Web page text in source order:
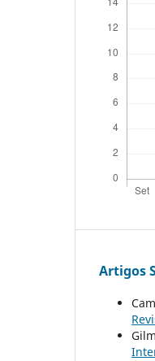
Artigos